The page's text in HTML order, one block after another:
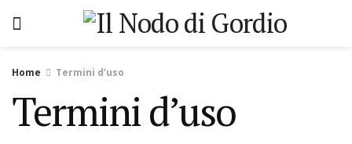
Home Termini d’uso
Termini d’uso